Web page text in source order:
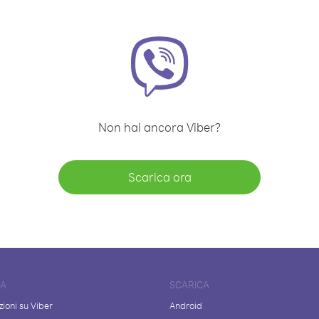
Non hai ancora Viber?
Scarica ora
su Viber
SCARICA
Android